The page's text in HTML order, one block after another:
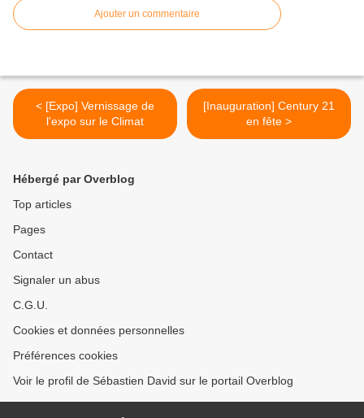
Ajouter un commentaire
< [Expo] Vernissage de
l'expo sur le Climat
[Inauguration] Century 21
en fête >
Hébergé par Overblog
Top articles
Pages
Contact
Signaler un abus
C.G.U.
Cookies et données personnelles
Préférences cookies
Voir le profil de Sébastien David sur le portail Overblog